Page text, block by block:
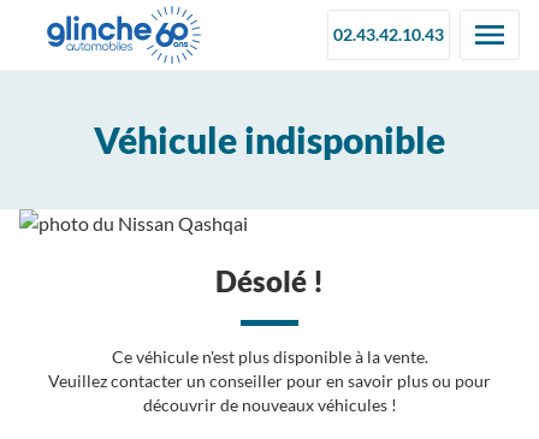
02.43.42.10.43
Véhicule indisponible
Désolé !
Ce véhicule n'est plus disponible à la vente.
Veuillez contacter un conseiller pour en savoir plus ou pour
découvrir de nouveaux véhicules !